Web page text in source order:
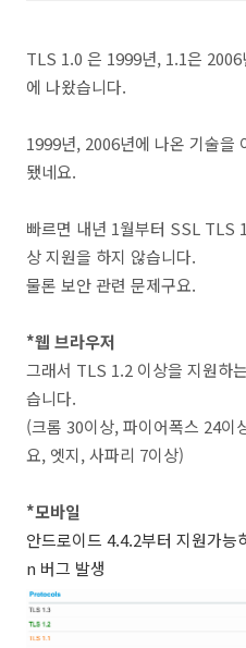
TLS 1.0 은 1999년, 1.1은
에 나왔습니다.
1999년, 2006년에 나온 기술을
됐네요.
빠르면 내년 1월부터 SSL TLS
상 지원을 하지 않습니다.
물론 보안 관련 문제구요.
*웹 브라우저
그래서 TLS 1.2 이상을 지원하
습니다.
(크롬 30이상, 파이어폭스 24이
요, 엣지, 사파리 7이상)
*모바일
안드로이드 4.4.2부터 지원가
n 버그 발생